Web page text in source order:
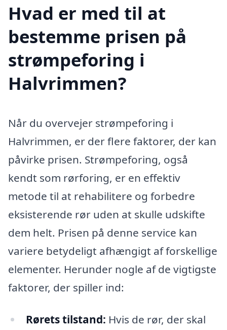
Hvad er med til at
bestemme prisen på
strømpeforing i
Halvrimmen?
Når du overvejer strømpeforing i
Halvrimmen, er der flere faktorer, der kan
påvirke prisen. Strømpeforing, også
kendt som rørforing, er en effektiv
metode til at rehabilitere og forbedre
eksisterende rør uden at skulle udskifte
dem helt. Prisen på denne service kan
variere betydeligt afhængigt af forskellige
elementer. Herunder nogle af de vigtigste
faktorer, der spiller ind:
Rørets tilstand: Hvis de rør, der skal